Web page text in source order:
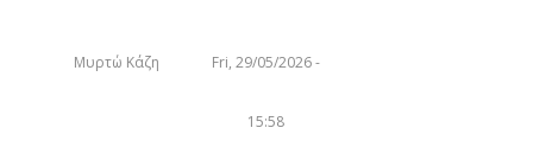
Μυρτώ Κάζη Fri, 29/05/2026 -
15:58